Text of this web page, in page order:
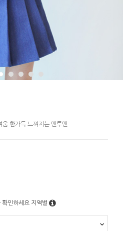
움 한가득 느껴지는 맨투맨
확인하세요 지역별